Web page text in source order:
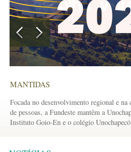
MANTIDAS
Focada no desenvolvimento regional e na
de pessoas, a Fundeste mantêm a
Instituto Goio-En e o colégio